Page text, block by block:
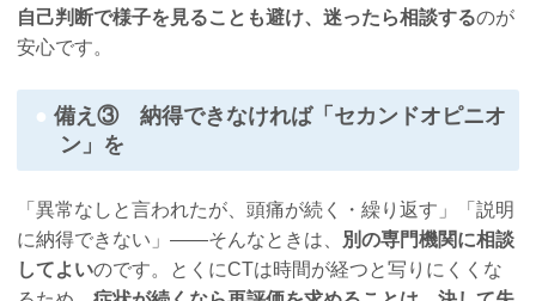
自己判断で様子を見ることも避け、迷ったら相談するのが
安心です。
備え③ 納得できなければ「セカンドオピニオ
ン」を
「異常なしと言われたが、頭痛が続く・繰り返す」「説明
に納得できない」――そんなときは、 別の専門機関に相談
してよいのです。とくにCTは時間が経つと写りにくくな